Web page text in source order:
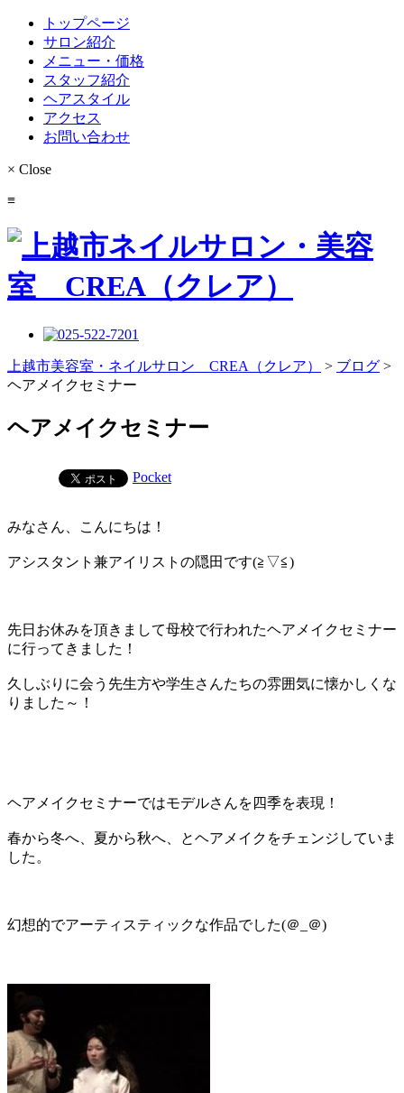
トップページ
サロン紹介
メニュー・価格
スタッフ紹介
ヘアスタイル
アクセス
お問い合わせ
× Close
≡
上越市美容室・ネイルサロン CREA（クレア） > ブログ >
ヘアメイクセミナー
ヘアメイクセミナー
Pocket
みなさん、こんにちは！
アシスタント兼アイリストの隠田です(≧▽≦)
先日お休みを頂きまして母校で行われたヘアメイクセミナー
に行ってきました！
久しぶりに会う先生方や学生さんたちの雰囲気に懐かしくな
りました～！
ヘアメイクセミナーではモデルさんを四季を表現！
春から冬へ、夏から秋へ、とヘアメイクをチェンジしていま
した。
幻想的でアーティスティックな作品でした(＠_＠)